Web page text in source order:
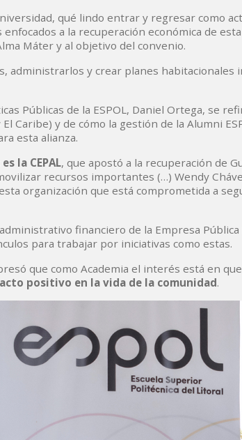
qué lindo entrar y regresar como
a la recuperación económica de
Máter y al objetivo del convenio.
administrarlos y crear planes
Públicas de la ESPOL, Daniel Ortega, se
Caribe) y de cómo la gestión de la Alumni
esta alianza.
la CEPAL, que apostó a la recuperación de
recursos importantes (…) Wendy
organización que está comprometida a
financiero de la Empresa Pública
para trabajar por iniciativas como estas.
que como Academia el interés está en
positivo en la vida de la comunidad.